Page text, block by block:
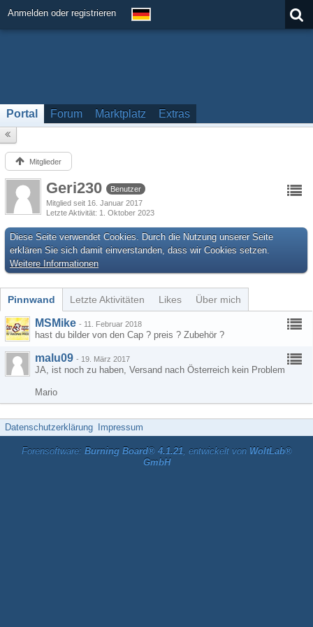
Anmelden oder registrieren
Portal Forum Marktplatz Extras
Mitglieder
Geri230
Benutzer
Mitglied seit 16. Januar 2017
Letzte Aktivität 1. Oktober 2023
Diese Seite verwendet Cookies. Durch die Nutzung unserer Seite
erklären Sie sich damit einverstanden, dass wir Cookies setzen.
Weitere Informationen
Pinnwand Letzte Aktivitäten Likes Über mich
MSMike - 11. Februar 2018
hast du bilder von den Cap ? preis ? Zubehör ?
malu09 - 19. März 2017
JA, ist noch zu haben, Versand nach Österreich kein Problem
Mario
Datenschutzerklärung Impressum
Forensoftware: Burning Board® 4.1.21, entwickelt von WoltLab®
GmbH